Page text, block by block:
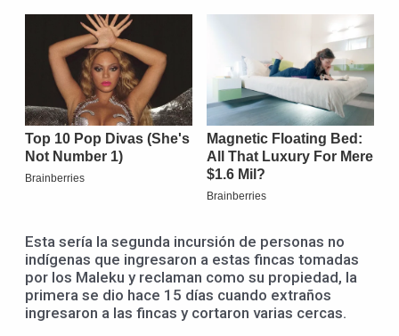
Esta sería la segunda incursión de personas no
indígenas que ingresaron a estas fincas tomadas
por los Maleku y reclaman como su propiedad, la
primera se dio hace 15 días cuando extraños
ingresaron a las fincas y cortaron varias cercas.